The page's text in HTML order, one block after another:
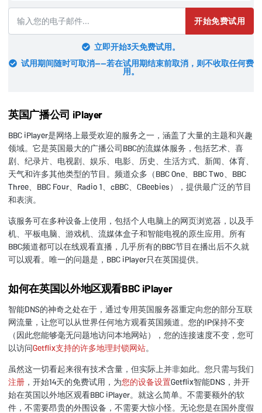
开始免费试用
立即开始3天免费试用。
试用期间随时可取消——若在试用期结束前取消，则不收取任何费
用。
英国广播公司 iPlayer
BBC iPlayer是网络上最受欢迎的服务之一，涵盖了大量的主题和兴趣
领域。它是英国最大的广播公司BBC的流媒体服务，包括艺术、喜
剧、纪录片、电视剧、娱乐、电影、历史、生活方式、新闻、体育、
天气和许多其他类型的节目。频道众多（BBC One、BBC Two、BBC
Three、BBC Four、Radio 1、cBBC、CBeebies），提供最广泛的节目
和表演。
该服务可在多种设备上使用，包括个人电脑上的网页浏览器，以及手
机、平板电脑、游戏机、流媒体盒子和智能电视的原生应用。所有
BBC频道都可以在线观看直播，几乎所有的BBC节目在播出后不久就
可以观看。唯一的问题是，BBC iPlayer只在英国提供。
如何在英国以外地区观看BBC iPlayer
智能DNS的神奇之处在于，通过专用英国服务器重定向您的部分互联
网流量，让您可以从世界任何地方观看英国频道。您的IP保持不变
（因此您能够毫无问题地访问本地网站），您的连接速度不变，您可
以访问Getflix支持的许多地理封锁网站。
虽然这一切看起来很有技术含量，但实际上并非如此。您只需与我们
注册 ，开始14天的免费试用，为您的设备设置Getflix智能DNS，并开
始在英国以外地区观看BBC iPlayer。就这么简单。不需要额外的软
件，不需要昂贵的外围设备，不需要大惊小怪。无论您是在国外度假